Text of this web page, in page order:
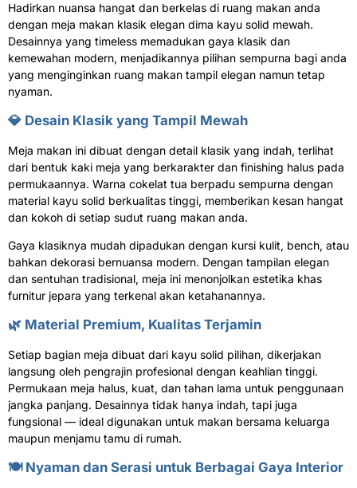
Hadirkan nuansa hangat dan berkelas di ruang makan anda
dengan meja makan klasik elegan dima kayu solid mewah.
Desainnya yang timeless memadukan gaya klasik dan
kemewahan modern, menjadikannya pilihan sempurna bagi anda
yang menginginkan ruang makan tampil elegan namun tetap
nyaman.
💎 Desain Klasik yang Tampil Mewah
Meja makan ini dibuat dengan detail klasik yang indah, terlihat
dari bentuk kaki meja yang berkarakter dan finishing halus pada
permukaannya. Warna cokelat tua berpadu sempurna dengan
material kayu solid berkualitas tinggi, memberikan kesan hangat
dan kokoh di setiap sudut ruang makan anda.
Gaya klasiknya mudah dipadukan dengan kursi kulit, bench, atau
bahkan dekorasi bernuansa modern. Dengan tampilan elegan
dan sentuhan tradisional, meja ini menonjolkan estetika khas
furnitur jepara yang terkenal akan ketahanannya.
🌿 Material Premium, Kualitas Terjamin
Setiap bagian meja dibuat dari kayu solid pilihan, dikerjakan
langsung oleh pengrajin profesional dengan keahlian tinggi.
Permukaan meja halus, kuat, dan tahan lama untuk penggunaan
jangka panjang. Desainnya tidak hanya indah, tapi juga
fungsional — ideal digunakan untuk makan bersama keluarga
maupun menjamu tamu di rumah.
🍽️ Nyaman dan Serasi untuk Berbagai Gaya Interior